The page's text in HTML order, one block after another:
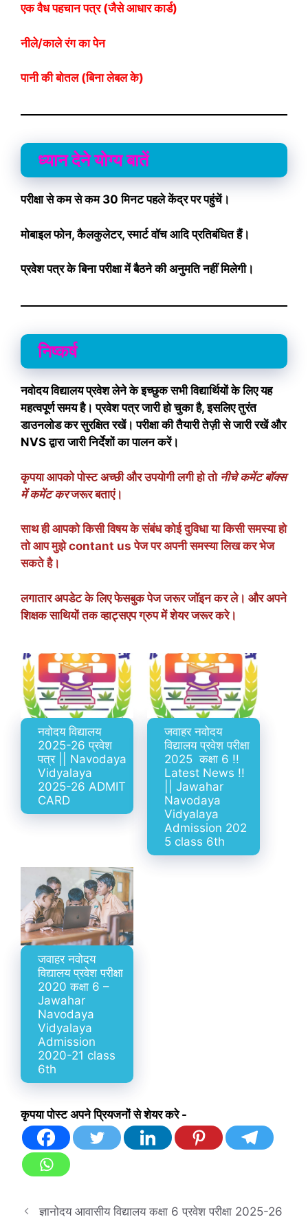
एक वैध पहचान पत्र (जैसे आधार कार्ड)
नीले/काले रंग का पेन
पानी की बोतल (बिना लेबल के)
ध्यान देने योग्य बातें
परीक्षा से कम से कम 30 मिनट पहले केंद्र पर पहुंचें।
मोबाइल फोन, कैलकुलेटर, स्मार्ट वॉच आदि प्रतिबंधित हैं।
प्रवेश पत्र के बिना परीक्षा में बैठने की अनुमति नहीं मिलेगी।
निष्कर्ष
नवोदय विद्यालय प्रवेश लेने के इच्छुक सभी विद्यार्थियों के लिए यह
महत्वपूर्ण समय है। प्रवेश पत्र जारी हो चुका है, इसलिए तुरंत
डाउनलोड कर सुरक्षित रखें। परीक्षा की तैयारी तेज़ी से जारी रखें और
NVS द्वारा जारी निर्देशों का पालन करें।
कृपया आपको पोस्ट अच्छी और उपयोगी लगी हो तो नीचे कमेंट बॉक्स
में कमेंट करजरूर बताएं।
साथ ही आपको किसी विषय के संबंध कोई दुविधा या किसी समस्या हो
तो आप मुझेcontant us पेज पर अपनी समस्या लिख कर भेज
सकते है।
लगातार अपडेट के लिएफेसबुक पेजजरूर जॉइन कर ले। और अपने
शिक्षक साथियों तक व्हाट्सएप ग्रुप में शेयर जरूर करे।
नवोदय विद्यालय
2025-26 प्रवेश
पत्र || Navodaya
Vidyalaya
2025-26 ADMIT
CARD
जवाहर नवोदय
विद्यालय प्रवेश परीक्षा
2025 कक्षा 6 !!
Latest News !!
|| Jawahar
Navodaya
Vidyalaya
Admission 202
5 class 6th
जवाहर नवोदय
विद्यालय प्रवेश परीक्षा
2020 कक्षा 6 –
Jawahar
Navodaya
Vidyalaya
Admission
2020-21 class
6th
कृपया पोस्ट अपने प्रियजनों से शेयर करे -
ज्ञानोदय आवासीय विद्यालय कक्षा 6 प्रवेश परीक्षा 2025-26